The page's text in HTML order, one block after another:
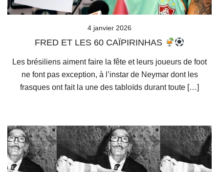
4 janvier 2026
FRED ET LES 60 CAÏPIRINHAS
Les brésiliens aiment faire la fête et leurs joueurs de foot
ne font pas exception, à l’instar de Neymar dont les
frasques ont fait la une des tabloïds durant toute […]